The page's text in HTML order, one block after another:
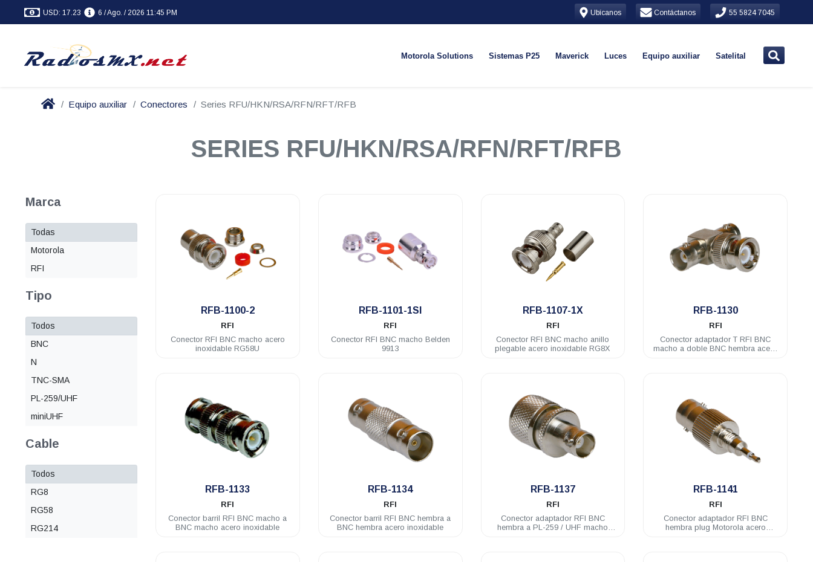
USD: 17.23 6 / Ago. / 2026 11:45 PM Ubícanos Contáctanos 55 5824 7045
Motorola Solutions Sistemas P25 Maverick Luces Equipo auxiliar Satelital
Equipo auxiliar Conectores Series RFU/HKN/RSA/RFN/RFT/RFB
SERIES RFU/HKN/RSA/RFN/RFT/RFB
Marca
Todas
Motorola
RFI
Tipo
Todos
BNC
N
TNC-SMA
PL-259/UHF
miniUHF
Cable
Todos
RG8
RG58
RG214
RFB-1100-2
RFI
Conector RFI BNC macho acero
inoxidable RG58U
RFB-1101-1SI
RFI
Conector RFI BNC macho Belden
9913
RFB-1107-1X
RFI
Conector RFI BNC macho anillo
plegable acero inoxidable RG8X
RFB-1130
RFI
Conector adaptador T RFI BNC
macho a doble BNC hembra acero
RFB-1133
RFI
Conector barril RFI BNC macho a
BNC macho acero inoxidable
RFB-1134
RFI
Conector barril RFI BNC hembra a
BNC hembra acero inoxidable
RFB-1137
RFI
Conector adaptador RFI BNC
hembra a PL-259 / UHF macho
RFB-1141
RFI
Conector adaptador RFI BNC
hembra plug Motorola acero